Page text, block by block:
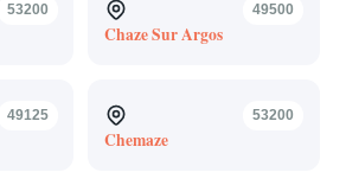
53200 49500
Chaze Sur Argos
49125 53200
Chemaze